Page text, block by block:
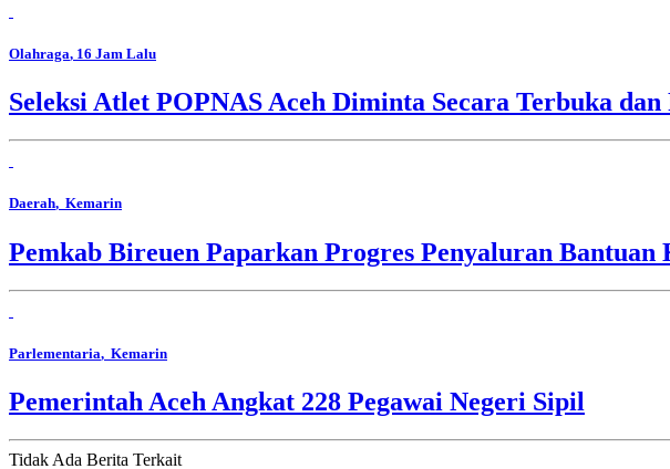
Olahraga, 16 Jam Lalu
Seleksi Atlet POPNAS Aceh Diminta Secara Terbuka
Daerah, Kemarin
Pemkab Bireuen Paparkan Progres Penyaluran
Parlementaria, Kemarin
Pemerintah Aceh Angkat 228 Pegawai Negeri Sipil
Tidak Ada Berita Terkait